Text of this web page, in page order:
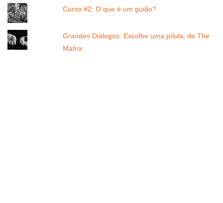
Curso #2: O que é um guião?
Grandes Diálogos: Escolhe uma pílula, de The
Matrix